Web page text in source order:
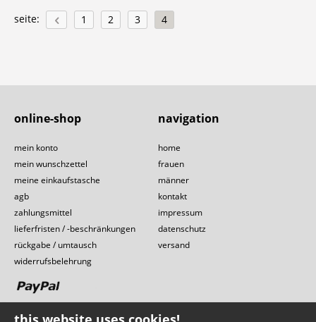
seite: 1 2 3 4
navigation
home
frauen
männer
kontakt
impressum
datenschutz
versand
online-shop
mein konto
mein wunschzettel
meine einkaufstasche
agb
zahlungsmittel
lieferfristen / -beschränkungen
rückgabe / umtausch
widerrufsbelehrung